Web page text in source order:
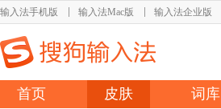
输入法手机版 输入法Mac版 输入法企业版
首页 皮肤 词库